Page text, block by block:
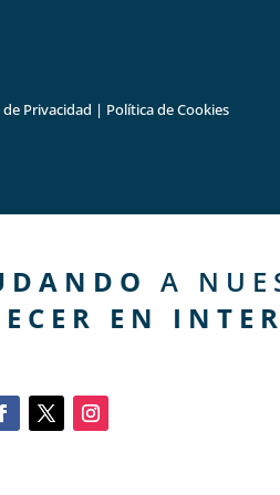
Privacidad | Política de Cookies
A
EN